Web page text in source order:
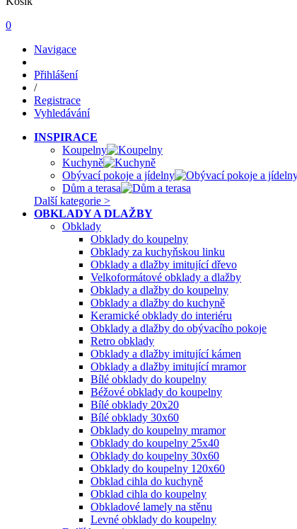
0
Navigace
Přihlášení
/
Registrace
Vyhledávání
INSPIRACE
Koupelny
Kuchyně
Obývací pokoje a jídelny
Dům a terasa
Další kategorie >
OBKLADY A DLAŽBY
Obklady
Obklady do koupelny
Obklady za kuchyňskou linku
Obklady a dlažby imitující dřevo
Velkoformátové obklady a dlažby
Obklady a dlažby do koupelny
Obklady a dlažby do kuchyně
Keramické obklady do interiéru
Obklady a dlažby do obývacího pokoje
Retro obklady
Obklady a dlažby imitující kámen
Obklady a dlažby imitující mramor
Bílé obklady do koupelny
Béžové obklady do koupelny
Bílé obklady 20x20
Bílé obklady 30x60
Obklady do koupelny mramor
Obklady do koupelny 25x40
Obklady do koupelny 30x60
Obklady do koupelny 120x60
Obklad cihla do kuchyně
Obklad cihla do koupelny
Obkladové lamely na stěnu
Levné obklady do koupelny